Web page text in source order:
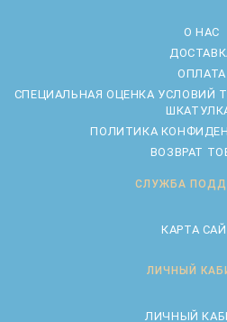
О НАС
ОПЛАТА
CПЕЦИАЛЬНАЯ ОЦЕНКА УСЛОВИЙ
ПОЛИТИКА
ВОЗВРАТ
СЛУЖБА
КАРТА
ЛИЧНЫЙ
ЛИЧНЫЙ